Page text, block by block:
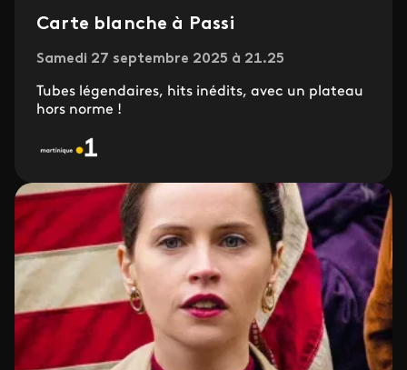
Carte blanche à Passi
Samedi 27 septembre 2025 à 21.25
Tubes légendaires, hits inédits, avec un plateau
hors norme !